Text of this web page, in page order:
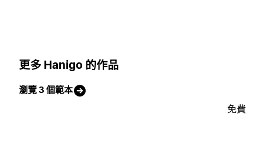
更多 Hanigo 的作品
瀏覽 3 個範本
免費